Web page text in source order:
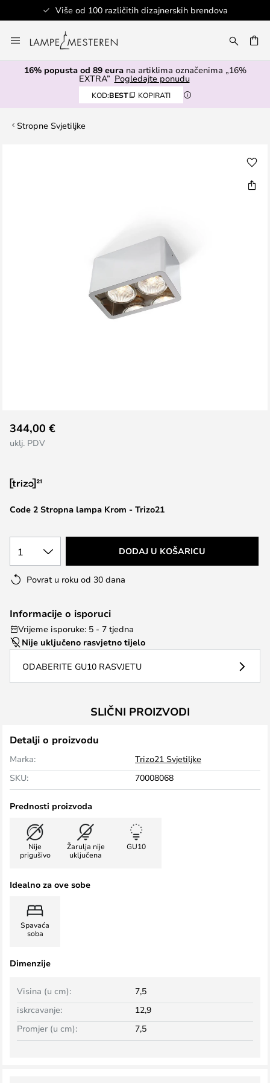
Više od 100 različitih dizajnerskih brendova
to
Content
16% popusta od 89 eurana artiklima označenima „16%
EXTRA” Pogledajte ponudu
KOD:BEST KOPIRATI
Stropne Svjetiljke
to
the
of
the
images
Code 2 Stropna lampa Krom - Trizo21
344,00 €
uklj. PDV
1 DODAJ U KOŠARICU
Povrat u roku od 30 dana
Informacije o isporuci
Vrijeme isporuke: 5 - 7 tjedna
Nije uključeno rasvjetno tijelo
ODABERITE GU10 RASVJETU
SLIČNI PROIZVODI
Detalji o proizvodu
Marka:
Trizo21 Svjetiljke
SKU:
70008068
Prednosti proizvoda
Nije
prigušivo
Žarulja nije
uključena
GU10
Idealno za ove sobe
Spavaća
soba
Dimenzije
Visina (u cm):
7,5
iskrcavanje:
12,9
Promjer (u cm):
7,5